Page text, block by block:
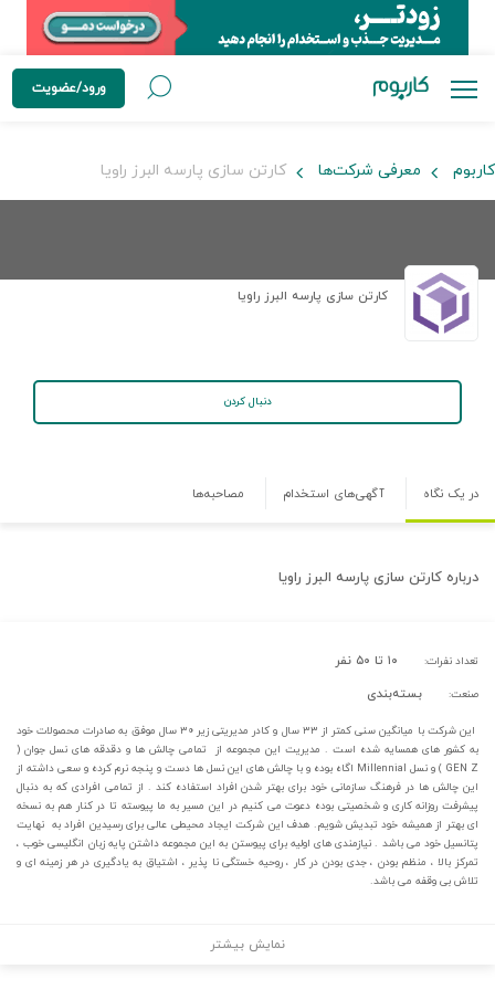
ورود/عضویت
کاربوم معرفی شرکت‌ها کارتن سازی پارسه البرز راویا
کارتن سازی پارسه البرز راویا
دنبال کردن
در یک نگاه آگهی‌های استخدام مصاحبه‌ها
درباره کارتن سازی پارسه البرز راویا
تعداد نفرات: ۱۰ تا ۵۰ نفر
صنعت: بسته‌بندی
این شرکت با میانگین سنی کمتر از ۳۳ سال و کادر مدیریتی زیر ۳۰ سال موفق به صادرات محصولات خود
به کشور های همسایه شده است . مدیریت این مجموعه از تمامی چالش ها و دقدقه های نسل جوان (
GEN Z ) و نسل Millennial اگاه بوده و با چالش های این نسل ها دست و پنجه نرم کرده و سعی داشته از
این چالش ها در فرهنگ سازمانی خود برای بهتر شدن افراد استفاده کند . از تمامی افرادی که به دنبال
پیشرفت روزانه کاری و شخصیتی بوده دعوت می کنیم در این مسیر به ما پیوسته تا در کنار هم به نسخه
ای بهتر از همیشه خود تبدیش شویم. هدف این شرکت ایجاد محیطی عالی برای رسیدین افراد به نهایت
پتانسیل خود می باشد . نیازمندی های اولیه برای پیوستن به این مجموعه داشتن پایه زبان انگلیسی خوب ،
تمرکز بالا ، منظم بودن ، جدی بودن در کار ، روحیه خستگی نا پذیر ، اشتیاق به یادگیری در هر زمینه ای و
تلاش بی وقفه می باشد.
نمایش بیشتر